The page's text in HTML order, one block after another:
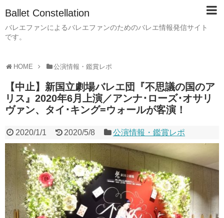
Ballet Constellation
バレエファンによるバレエファンのためのバレエ情報発信サイト
です。
HOME 公演情報・鑑賞レポ
【中止】新国立劇場バレエ団『不思議の国のア
リス』2020年6月上演／アンナ･ローズ･オサリ
ヴァン、タイ･キング=ウォールが客演！
2020/1/1 2020/5/8 公演情報・鑑賞レポ